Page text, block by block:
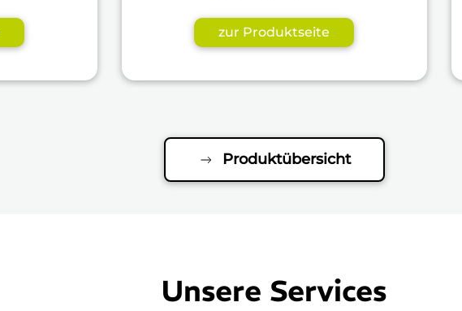
zur Produktseite
Produktübersicht
Unsere Services